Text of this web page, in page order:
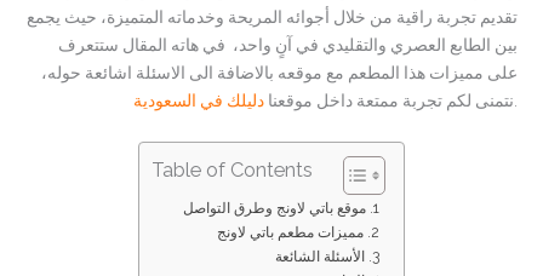
تقديم تجربة راقية من خلال أجوائه المريحة وخدماته المتميزة، حيث يجمع
بين الطابع العصري والتقليدي في آنٍ واحد، في هاته المقال ستتعرف
على مميزات هذا المطعم مع موقعه بالاضافة الى الاسئلة اشائعة حوله،
.نتمنى لكم تجربة ممتعة داخل موقعنا دليلك في السعودية
Table of Contents
موقع باتي لاونج وطرق التواصل
مميزات مطعم باتي لاونج
الأسئلة الشائعة